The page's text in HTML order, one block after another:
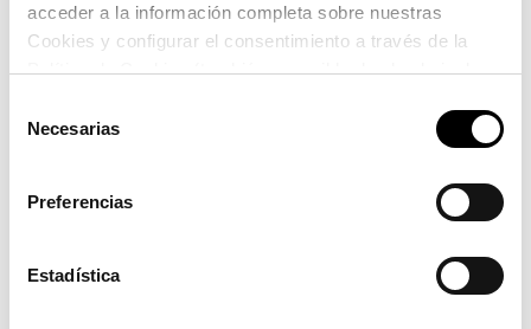
acceder a la información completa sobre nuestras
Cookies y configurar el consentimiento a través de la
Política de Cookies (también accesible desde el pie de
transferencia de datos fuera del EEE (más información
Necesarias
Preferencias
Estadística
14 de abril 2026
Alejandro Pedromingo. Licenciado en
Ciencias, Estadística e Investigación operativa.
Máster en Estadística Matemática con amplia
panel de revisores estadísticos de revistas
Online. Dos sesiones de hora y media: 12:30 y